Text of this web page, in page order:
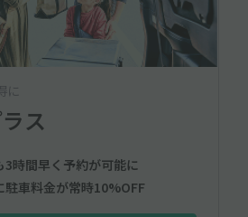
に
ス
3時間早く予約が可能に
駐車料金が常時10%OFF